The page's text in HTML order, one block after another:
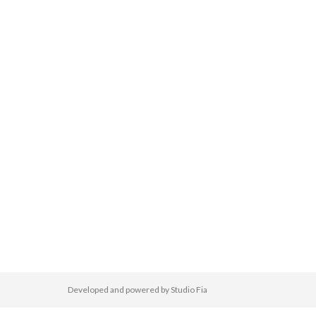
Developed and powered by Studio Fia